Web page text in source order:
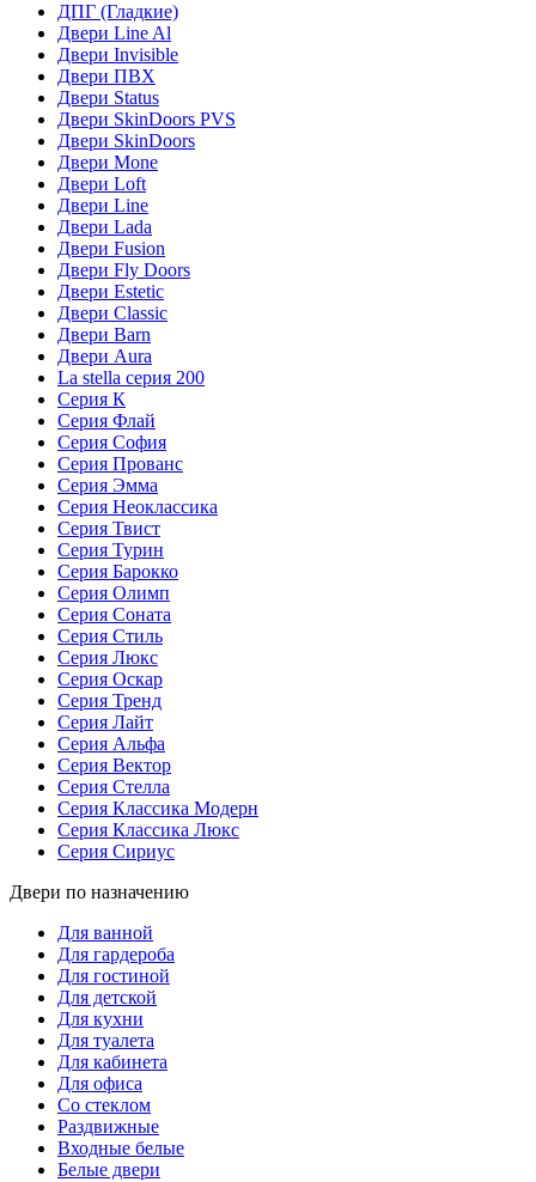
ДПГ (Гладкие)
Двери Line Al
Двери Invisible
Двери ПВХ
Двери Status
Двери SkinDoors PVS
Двери SkinDoors
Двери Mone
Двери Loft
Двери Line
Двери Lada
Двери Fusion
Двери Fly Doors
Двери Estetic
Двери Classic
Двери Barn
Двери Aura
La stella серия 200
Серия К
Серия Флай
Серия София
Серия Прованс
Серия Эмма
Серия Неоклассика
Серия Твист
Серия Турин
Серия Барокко
Серия Олимп
Серия Соната
Серия Стиль
Серия Люкс
Серия Оскар
Серия Тренд
Серия Лайт
Серия Альфа
Серия Вектор
Серия Стелла
Серия Классика Модерн
Серия Классика Люкс
Серия Сириус
Двери по назначению
Для ванной
Для гардероба
Для гостиной
Для детской
Для кухни
Для туалета
Для кабинета
Для офиса
Со стеклом
Раздвижные
Входные белые
Белые двери